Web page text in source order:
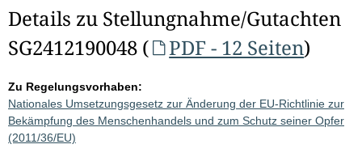
Details zu Stellungnahme/Gutachten
SG2412190048 (
PDF - 12 Seiten)
Zu Regelungsvorhaben:
Nationales Umsetzungsgesetz zur Änderung der EU-Richtlinie zur
Bekämpfung des Menschenhandels und zum Schutz seiner Opfer
(2011/36/EU)